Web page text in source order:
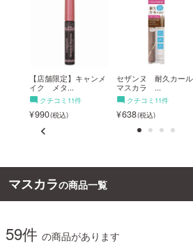
ビューティジャーナルから探す
ご利用ガイド
お問い合わせ
【店舗限定】キャンメ
イク メタ...
クチコミ11件
990
セザンヌ 耐久カール
マスカラ ...
クチコミ11件
638
マスカラの商品一覧
59件 の商品があります